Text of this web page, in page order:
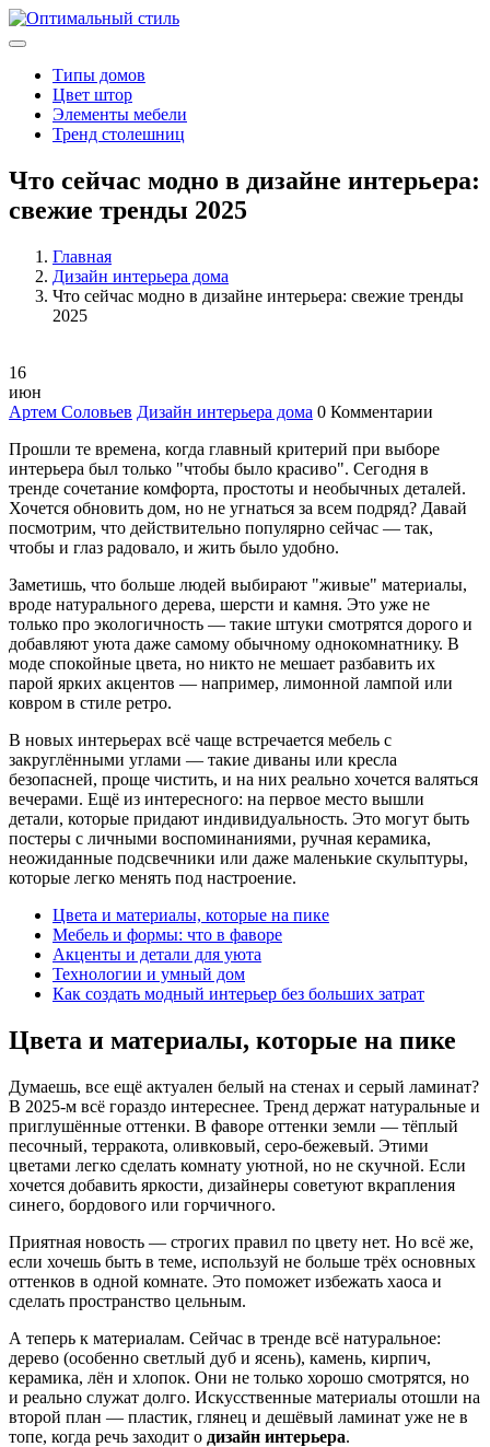
Типы домов
Цвет штор
Элементы мебели
Тренд столешниц
Что сейчас модно в дизайне интерьера:
свежие тренды 2025
Главная
Дизайн интерьера дома
Что сейчас модно в дизайне интерьера: свежие тренды
2025
16
июн
Артем Соловьев Дизайн интерьера дома 0 Комментарии
Прошли те времена, когда главный критерий при выборе
интерьера был только "чтобы было красиво". Сегодня в
тренде сочетание комфорта, простоты и необычных деталей.
Хочется обновить дом, но не угнаться за всем подряд? Давай
посмотрим, что действительно популярно сейчас — так,
чтобы и глаз радовало, и жить было удобно.
Заметишь, что больше людей выбирают "живые" материалы,
вроде натурального дерева, шерсти и камня. Это уже не
только про экологичность — такие штуки смотрятся дорого и
добавляют уюта даже самому обычному однокомнатнику. В
моде спокойные цвета, но никто не мешает разбавить их
парой ярких акцентов — например, лимонной лампой или
ковром в стиле ретро.
В новых интерьерах всё чаще встречается мебель с
закруглёнными углами — такие диваны или кресла
безопасней, проще чистить, и на них реально хочется валяться
вечерами. Ещё из интересного: на первое место вышли
детали, которые придают индивидуальность. Это могут быть
постеры с личными воспоминаниями, ручная керамика,
неожиданные подсвечники или даже маленькие скульптуры,
которые легко менять под настроение.
Цвета и материалы, которые на пике
Мебель и формы: что в фаворе
Акценты и детали для уюта
Технологии и умный дом
Как создать модный интерьер без больших затрат
Цвета и материалы, которые на пике
Думаешь, все ещё актуален белый на стенах и серый ламинат?
В 2025-м всё гораздо интереснее. Тренд держат натуральные и
приглушённые оттенки. В фаворе оттенки земли — тёплый
песочный, терракота, оливковый, серо-бежевый. Этими
цветами легко сделать комнату уютной, но не скучной. Если
хочется добавить яркости, дизайнеры советуют вкрапления
синего, бордового или горчичного.
Приятная новость — строгих правил по цвету нет. Но всё же,
если хочешь быть в теме, используй не больше трёх основных
оттенков в одной комнате. Это поможет избежать хаоса и
сделать пространство цельным.
А теперь к материалам. Сейчас в тренде всё натуральное:
дерево (особенно светлый дуб и ясень), камень, кирпич,
керамика, лён и хлопок. Они не только хорошо смотрятся, но
и реально служат долго. Искусственные материалы отошли на
второй план — пластик, глянец и дешёвый ламинат уже не в
топе, когда речь заходит о дизайн интерьера.